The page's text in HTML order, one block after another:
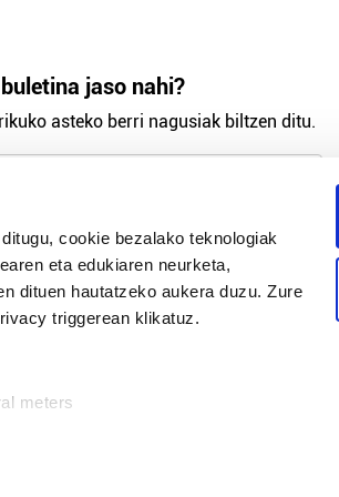
cookie bezalako teknologiak
eta edukiaren neurketa,
dituen hautatzeko aukera duzu. Zure
triggerean klikatuz.
meters
jaso nahi?
asteko berri nagusiak biltzen ditu.
Harpidetu
Horretarako zure ekarpena